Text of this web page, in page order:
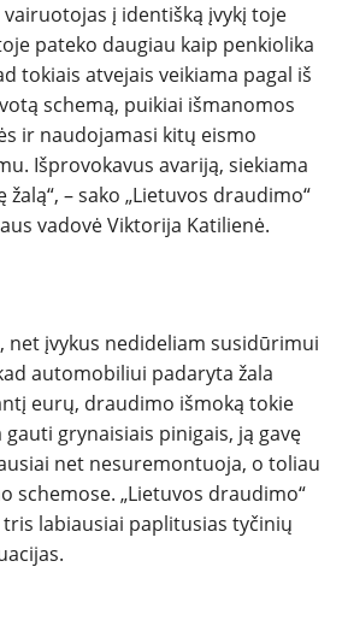
TESTAI
NAUJI
NAUDOTI
į identišką įvykį toje
pateko daugiau kaip penkiolika
tokiais atvejais veikiama pagal iš
schemą, puikiai išmanomos
ir naudojamasi kitų eismo
Išprovokavus avariją, siekiama
– sako „Lietuvos draudimo“
vadovė Viktorija Katilienė.
net įvykus nedideliam susidūrimui
automobiliui padaryta žala
eurų, draudimo išmoką tokie
grynaisiais pinigais, ją gavę
net nesuremontuoja, o toliau
schemose. „Lietuvos draudimo“
labiausiai paplitusias tyčinių